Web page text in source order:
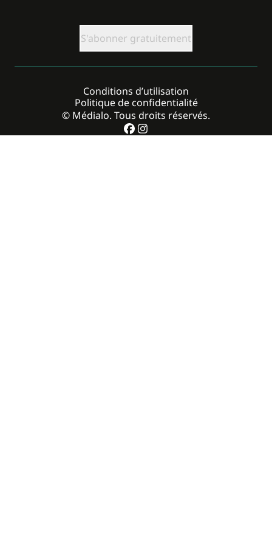
© Médialo. Tous droits réservés.
Conditions d’utilisation
Politique de confidentialité